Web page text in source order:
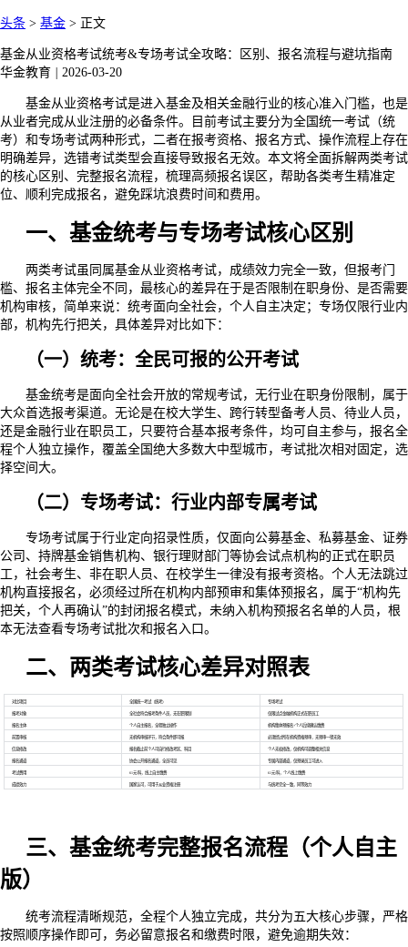
头条 > 基金 > 正文
基金从业资格考试统考&专场考试全攻略：区别、报名流程与避坑指南
华金教育
2026-03-20
基金从业资格考试是进入基金及相关金融行业的核心准入门槛，也是
从业者完成从业注册的必备条件。目前考试主要分为全国统一考试（统
考）和专场考试两种形式，二者在报考资格、报名方式、操作流程上存在
明确差异，选错考试类型会直接导致报名无效。本文将全面拆解两类考试
的核心区别、完整报名流程，梳理高频报名误区，帮助各类考生精准定
位、顺利完成报名，避免踩坑浪费时间和费用。
一、基金统考与专场考试核心区别
两类考试虽同属基金从业资格考试，成绩效力完全一致，但报考门
槛、报名主体完全不同，最核心的差异在于是否限制在职身份、是否需要
机构审核，简单来说：统考面向全社会，个人自主决定；专场仅限行业内
部，机构先行把关，具体差异对比如下：
（一）统考：全民可报的公开考试
基金统考是面向全社会开放的常规考试，无行业在职身份限制，属于
大众首选报考渠道。无论是在校大学生、跨行转型备考人员、待业人员，
还是金融行业在职员工，只要符合基本报考条件，均可自主参与，报名全
程个人独立操作，覆盖全国绝大多数大中型城市，考试批次相对固定，选
择空间大。
（二）专场考试：行业内部专属考试
专场考试属于行业定向招录性质，仅面向公募基金、私募基金、证券
公司、持牌基金销售机构、银行理财部门等协会试点机构的正式在职员
工，社会考生、非在职人员、在校学生一律没有报考资格。个人无法跳过
机构直接报名，必须经过所在机构内部预审和集体预报名，属于“机构先
把关，个人再确认”的封闭报名模式，未纳入机构预报名名单的人员，根
本无法查看专场考试批次和报名入口。
二、两类考试核心差异对照表
对比项目 全国统一考试（统考） 专场考试
报考对象 全社会符合报考条件人员，无在职限制 仅限试点金融机构正式在职员工
报名主体 个人自主报名，全程独立操作 机构集体预报名+个人后续确认缴费
前置审核 无机构审核环节，符合条件即可报 必须经过所在机构资格预审，无预审一律无效
信息修改 报名截止前个人可自行修改考区、科目 个人无权修改，仅机构可调整相关信息
报名通道 协会公开报名通道，全员可见 专属内部通道，仅预录员工可进入
考试费用 61元/科，线上自主缴费 61元/科，个人线上缴费
成绩效力 国家认可，可用于从业资格注册 与统考完全一致，同等效力
三、基金统考完整报名流程（个人自主
版）
统考流程清晰规范，全程个人独立完成，共分为五大核心步骤，严格
按照顺序操作即可，务必留意报名和缴费时限，避免逾期失效：